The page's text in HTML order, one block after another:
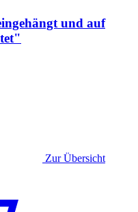
und auf
Zur Übersicht